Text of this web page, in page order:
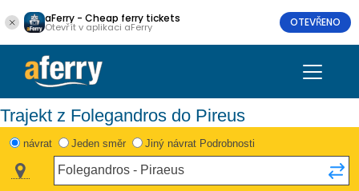
aFerry - Cheap ferry tickets
Otevřít v aplikaci aFerry OTEVŘENO
Trajekt z Folegandros do Pireus
návrat Jeden směr Jiný návrat Podrobnosti